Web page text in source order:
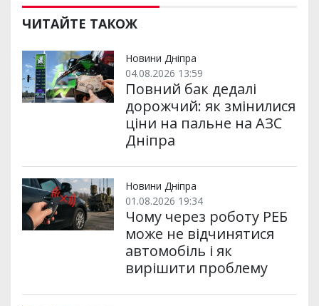
и
р
и
и
e
b
o
k
t
t
e
i
l
e
m p
ЧИТАЙТЕ ТАКОЖ
Новини Дніпра
04.08.2026 13:59
Повний бак дедалі
дорожчий: як змінилися
ціни на пальне на АЗС
Дніпра
Новини Дніпра
01.08.2026 19:34
Чому через роботу РЕБ
може не відчинятися
автомобіль і як
вирішити проблему